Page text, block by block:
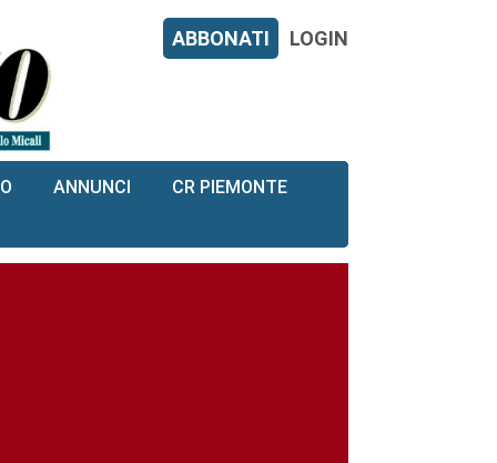
ABBONATI LOGIN
ANNUNCI CR PIEMONTE